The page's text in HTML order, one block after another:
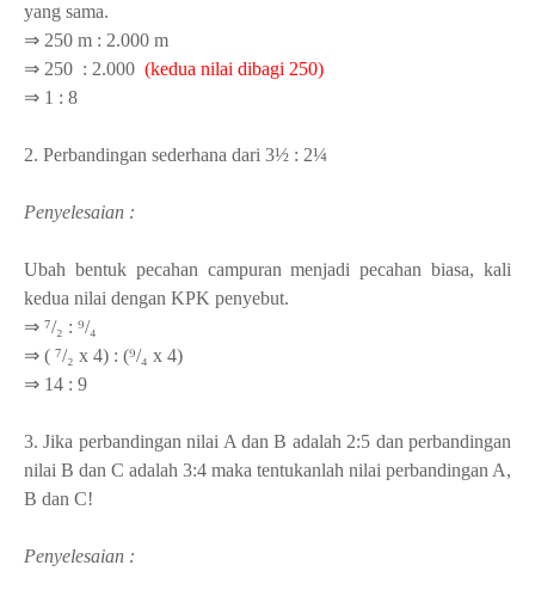
yang sama.
⇒ 250 m : 2.000 m
⇒ 250 : 2.000 (kedua nilai dibagi 250)
⇒ 1 : 8
2. Perbandingan sederhana dari 3½ : 2¼
Penyelesaian :
Ubah bentuk pecahan campuran menjadi pecahan biasa, kali
kedua nilai dengan KPK penyebut.
⇒ ⁷/₂ : ⁹/₄
⇒ ( ⁷/₂ x 4) : (⁹/₄ x 4)
⇒ 14 : 9
3. Jika perbandingan nilai A dan B adalah 2:5 dan perbandingan
nilai B dan C adalah 3:4 maka tentukanlah nilai perbandingan A,
B dan C!
Penyelesaian :